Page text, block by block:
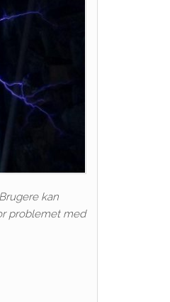
kan
problemet med